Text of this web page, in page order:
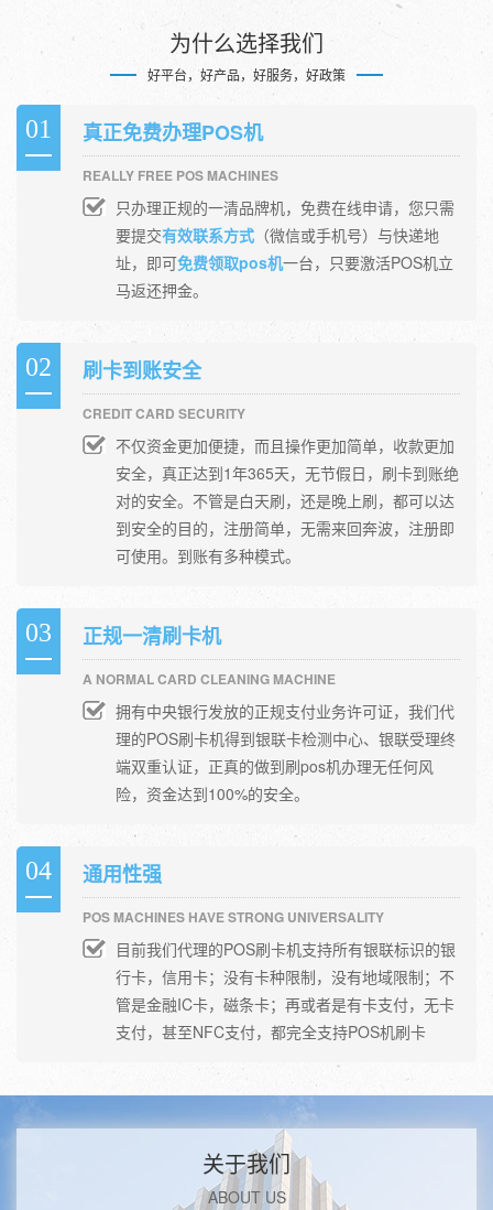
为什么选择我们
好平台，好产品，好服务，好政策
01 真正免费办理POS机
REALLY FREE POS MACHINES
只办理正规的一清品牌机，免费在线申请，您只需
要提交有效联系方式 （微信或手机号）与快递地
址，即可免费领取pos机一台，只要激活POS机立
马返还押金。
02 刷卡到账安全
CREDIT CARD SECURITY
不仅资金更加便捷，而且操作更加简单，收款更加
安全，真正达到1年365天，无节假日，刷卡到账绝
对的安全。不管是白天刷，还是晚上刷，都可以达
到安全的目的，注册简单，无需来回奔波，注册即
可使用。到账有多种模式。
03 正规一清刷卡机
A NORMAL CARD CLEANING MACHINE
拥有中央银行发放的正规支付业务许可证，我们代
理的POS刷卡机得到银联卡检测中心、银联受理终
端双重认证，正真的做到刷pos机办理无任何风
险，资金达到100%的安全。
04 通用性强
POS MACHINES HAVE STRONG UNIVERSALITY
目前我们代理的POS刷卡机支持所有银联标识的银
行卡，信用卡；没有卡种限制，没有地域限制；不
管是金融IC卡，磁条卡；再或者是有卡支付，无卡
支付，甚至NFC支付，都完全支持POS机刷卡
关于我们
ABOUT US